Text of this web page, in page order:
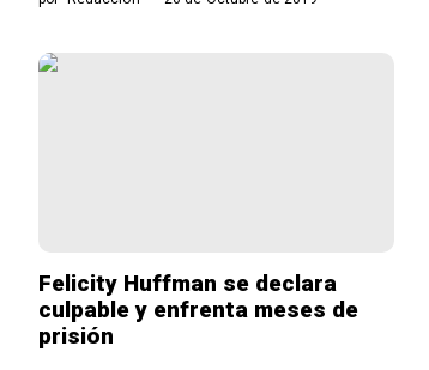
Felicity Huffman se declara
culpable y enfrenta meses de
prisión